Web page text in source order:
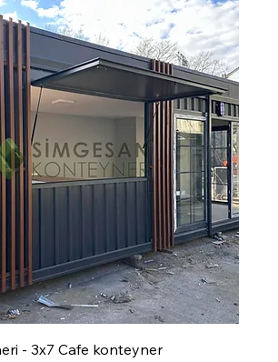
- 3x7 Cafe konteyner